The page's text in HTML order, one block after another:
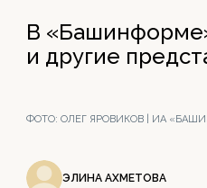
В
и другие
ФОТО: ОЛЕГ ЯРОВИКОВ | ИА
ЭЛИНА АХМЕТОВА